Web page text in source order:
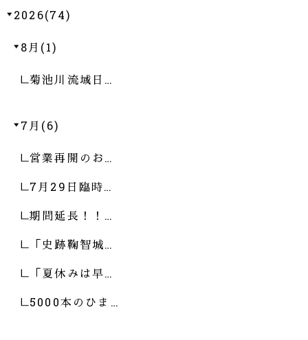
2026(74)
8月(1)
菊池川流域日…
7月(6)
営業再開のお…
7月29日臨時…
期間延長！！…
「史跡鞠智城…
「夏休みは早…
5000本のひま…